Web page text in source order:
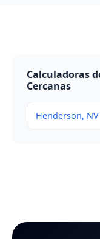
Calculadoras
Cercanas
Henderson, NV